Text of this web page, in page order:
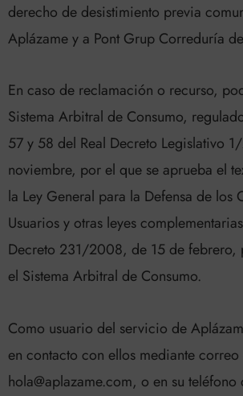
derecho de desistimiento previa
Aplázame y a Pont Grup Correduría
En caso de reclamación o recurso,
Sistema Arbitral de Consumo,
57 y 58 del Real Decreto Legislativo
noviembre, por el que se aprueba el
la Ley General para la Defensa de los
Usuarios y otras leyes
Decreto 231/2008, de 15 de febrero,
el Sistema Arbitral de Consumo.
Como usuario del servicio de
en contacto con ellos mediante
hola@aplazame.com, o en su